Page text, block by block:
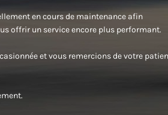
en cours de maintenance afin
offrir un service encore plus performant.
et vous remercions de votre